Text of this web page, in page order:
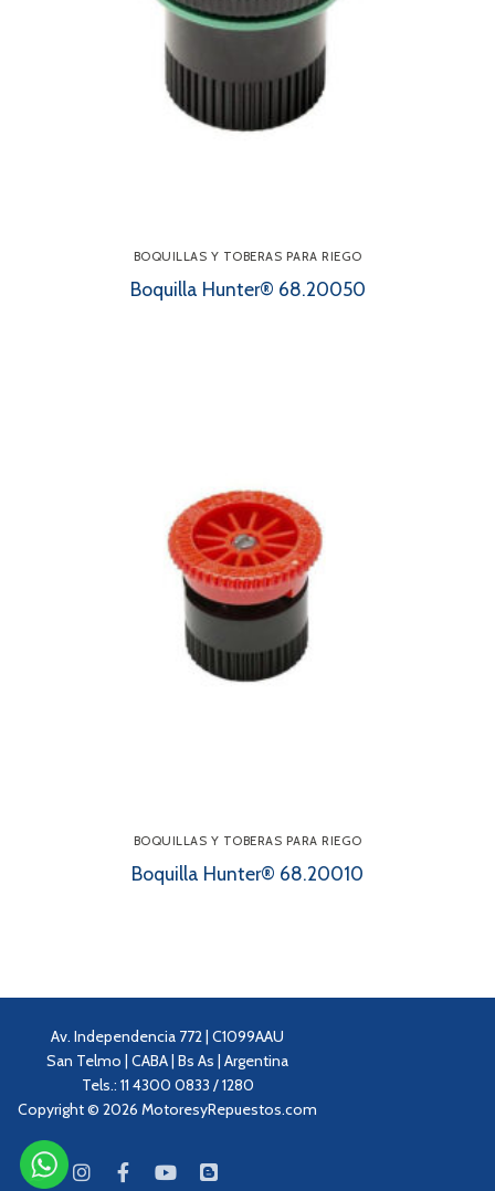
BOQUILLAS Y TOBERAS PARA RIEGO
Boquilla Hunter® 68.20050
BOQUILLAS Y TOBERAS PARA RIEGO
Boquilla Hunter® 68.20010
Av. Independencia 772 | C1099AAU
San Telmo | CABA | Bs As | Argentina
Tels.: 11 4300 0833 / 1280
Copyright © 2026 MotoresyRepuestos.com